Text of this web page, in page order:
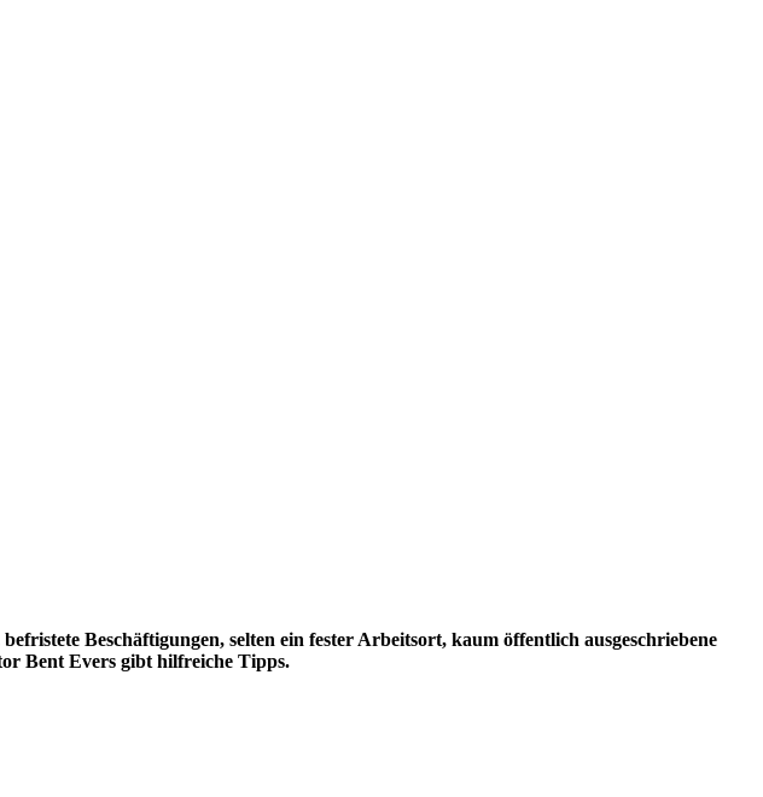
Beschäftigungen, selten ein fester Arbeitsort, kaum öffentlich ausgeschriebene
Bent Evers gibt hilfreiche Tipps.